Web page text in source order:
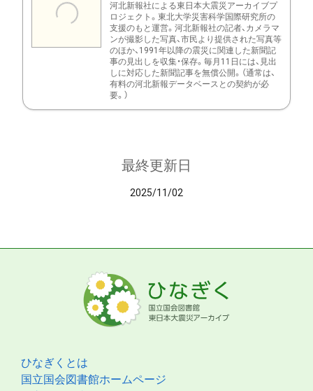
河北新報社による東日本大震災アーカイブプ
ロジェクト。東北大学災害科学国際研究所の
支援のもと運営。河北新報社の記者、カメラマ
ンが撮影した写真、市民より提供された写真等
のほか、1991年以降の震災に関連した新聞記
事の見出しを収集・保存。毎月11日には、見出
しに対応した新聞記事を無償公開。（通常は、
有料の河北新報データベースとの契約が必
要。）
最終更新日
2025/11/02
ひなぎくとは
国立国会図書館ホームページ